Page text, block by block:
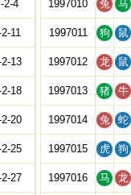
2-4
11
13
18
20
25
27
1997010 兔 马
1997011 狗 鼠
1997012 龙 鼠
1997013 猪 牛
1997014 兔 蛇
1997015 虎 狗
1997016 马 龙